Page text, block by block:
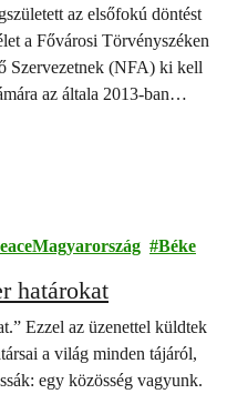
az elsőfokú döntést
a Fővárosi Törvényszéken
Szervezetnek (NFA) ki kell
az általa 2013-ban
munka árát.
Greenpeace Magyarország
Béke
határokat
Ezzel az üzenettel küldtek
a világ minden tájáról,
egy közösség vagyunk.